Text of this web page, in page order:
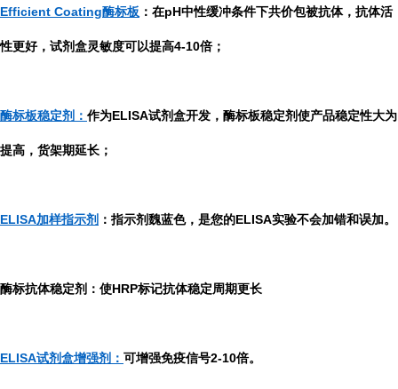
Efficient Coating酶标板 ：在pH中性缓冲条件下共价包被抗体，抗体活
性更好，试剂盒灵敏度可以提高4-10倍；
酶标板稳定剂： 作为ELISA试剂盒开发，酶标板稳定剂使产品稳定性大为
提高，货架期延长；
ELISA加样指示剂 ：指示剂魏蓝色，是您的ELISA实验不会加错和误加。
酶标抗体稳定剂：使HRP标记抗体稳定周期更长
ELISA试剂盒增强剂： 可增强免疫信号2-10倍。